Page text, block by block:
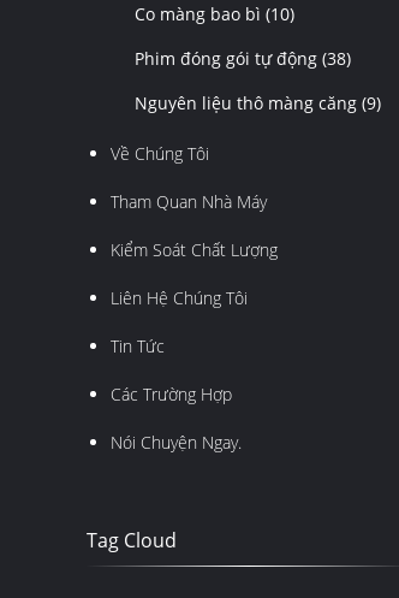
Co màng bao bì (10)
Phim đóng gói tự động (38)
Nguyên liệu thô màng căng (9)
Về Chúng Tôi
Tham Quan Nhà Máy
Kiểm Soát Chất Lượng
Liên Hệ Chúng Tôi
Tin Tức
Các Trường Hợp
Nói Chuyện Ngay.
Tag Cloud